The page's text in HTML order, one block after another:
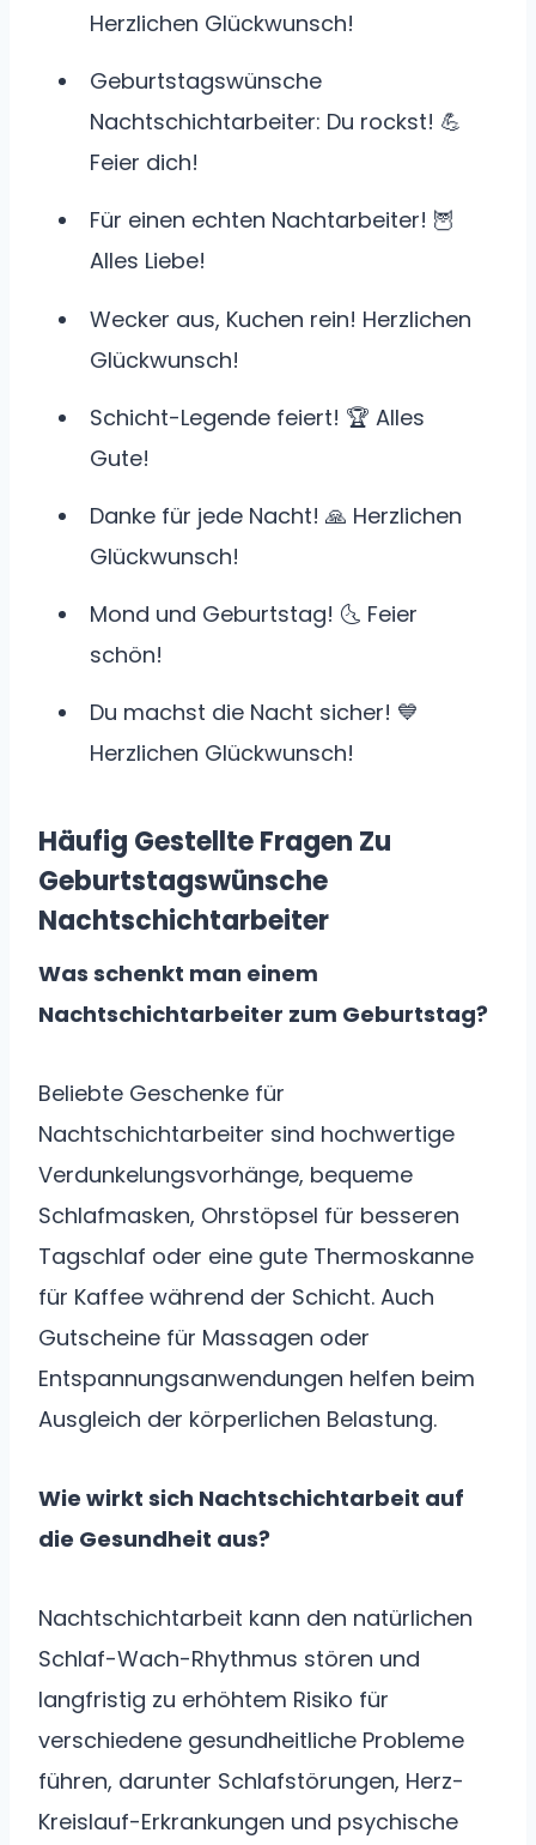
Herzlichen Glückwunsch!
Geburtstagswünsche
Nachtschichtarbeiter: Du rockst! 💪
Feier dich!
Für einen echten Nachtarbeiter! 🦉
Alles Liebe!
Wecker aus, Kuchen rein! Herzlichen
Glückwunsch!
Schicht-Legende feiert! 🏆 Alles
Gute!
Danke für jede Nacht! 🙏 Herzlichen
Glückwunsch!
Mond und Geburtstag! 🌜 Feier
schön!
Du machst die Nacht sicher! 💙
Herzlichen Glückwunsch!
Häufig Gestellte Fragen Zu
Geburtstagswünsche
Nachtschichtarbeiter
Was schenkt man einem
Nachtschichtarbeiter zum Geburtstag?
Beliebte Geschenke für
Nachtschichtarbeiter sind hochwertige
Verdunkelungsvorhänge, bequeme
Schlafmasken, Ohrstöpsel für besseren
Tagschlaf oder eine gute Thermoskanne
für Kaffee während der Schicht. Auch
Gutscheine für Massagen oder
Entspannungsanwendungen helfen beim
Ausgleich der körperlichen Belastung.
Wie wirkt sich Nachtschichtarbeit auf
die Gesundheit aus?
Nachtschichtarbeit kann den natürlichen
Schlaf-Wach-Rhythmus stören und
langfristig zu erhöhtem Risiko für
verschiedene gesundheitliche Probleme
führen, darunter Schlafstörungen, Herz-
Kreislauf-Erkrankungen und psychische